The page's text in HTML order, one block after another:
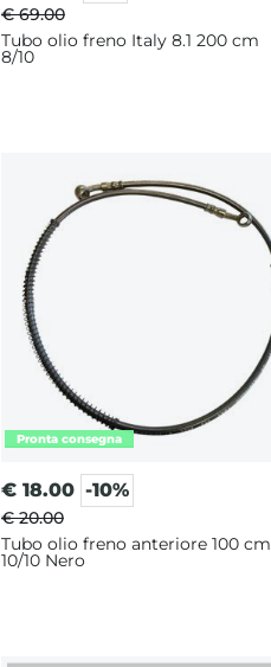
€ 69.00
Tubo olio freno Italy 8.1 200 cm
8/10
€ 18.00 -10%
€ 20.00
Tubo olio freno anteriore 100 cm
10/10 Nero